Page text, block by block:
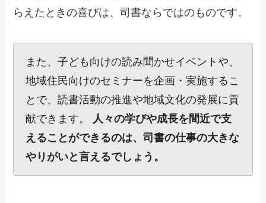
らえたときの喜びは、司書ならではのものです。
また、子ども向けの読み聞かせイベントや、
地域住民向けのセミナーを企画・実施するこ
とで、読書活動の推進や地域文化の発展に貢
献できます。 人々の学びや成長を間近で支
えることができるのは、司書の仕事の大きな
やりがいと言えるでしょう。